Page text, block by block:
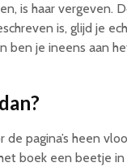
is haar vergeven.
is, glijd je
ben je ineens aan
de pagina’s heen
boek een beetje